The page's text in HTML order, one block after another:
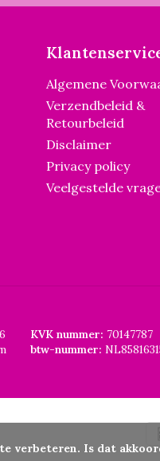
Algemene
Verzendbeleid &
Retourbeleid
Disclaimer
Privacy policy
Veelgestelde
KVK nummer: 70147787
btw-nummer:
verbeteren. Is dat